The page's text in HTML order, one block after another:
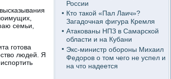
семьи,
готова
людей. Я
России
Кто такой «Пал Лаич»?
Загадочная фигура Кремля
Атакованы НПЗ в Самарской
области и на Кубани
Экс-министр обороны Михаил
Федоров о том чего не успел и
на что надеется